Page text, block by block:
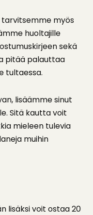
tarvitsemme myös
huoltajille
sekä
pitää palauttaa
tultaessa.
lisäämme sinut
Sitä kautta voit
mieleen tulevia
muihin
lisäksi voit ostaa 20